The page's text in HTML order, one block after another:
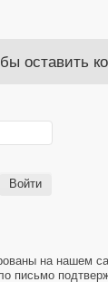
оставить
Войти
на нашем
письмо